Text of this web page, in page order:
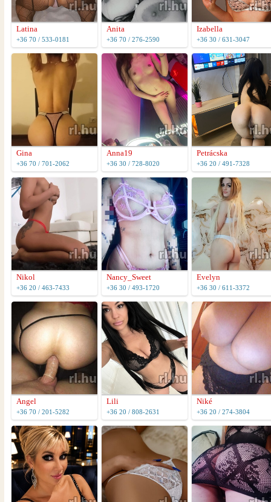
Latina
+36 70 / 533-0181
Anita
+36 70 / 276-2590
Izabella
+36 30 / 631-3047
Gina
+36 70 / 701-2062
Anna19
+36 30 / 728-8020
Petrácska
+36 20 / 491-7328
Nikol
+36 20 / 463-7433
Nancy_Sweet
+36 30 / 493-1720
Evelyn
+36 30 / 611-3372
Angel
+36 70 / 201-5282
Lili
+36 20 / 808-2631
Niké
+36 20 / 274-3804